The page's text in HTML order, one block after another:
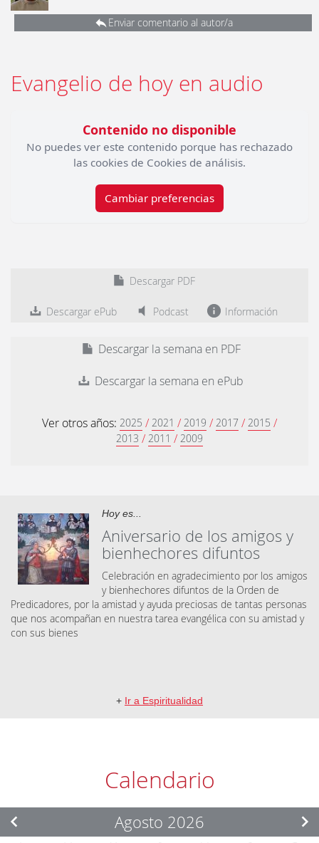
Enviar comentario al autor/a
Evangelio de hoy en audio
Contenido no disponible
No puedes ver este contenido porque has rechazado
las cookies de Cookies de análisis.
Cambiar preferencias
Descargar PDF
Descargar ePub Podcast Información
Descargar la semana en PDF
Descargar la semana en ePub
Ver otros años: 2025 / 2021 / 2019 / 2017 / 2015 /
2013 / 2011 / 2009
Hoy es...
Aniversario de los amigos y
bienhechores difuntos
Celebración en agradecimiento por los amigos
y bienhechores difuntos de la Orden de
Predicadores, por la amistad y ayuda preciosas de tantas personas
que nos acompañan en nuestra tarea evangélica con su amistad y
con sus bienes
+ Ir a Espiritualidad
Calendario
Agosto 2026